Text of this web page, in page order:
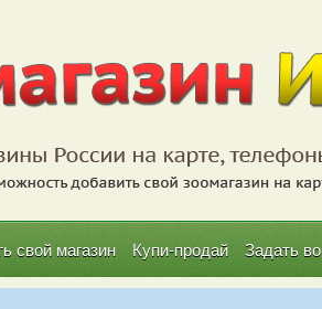
свой магазин Купи-продай Задать